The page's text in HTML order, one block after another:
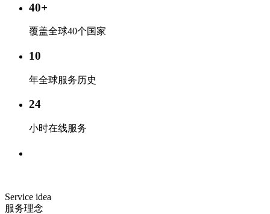
40+
覆盖全球40个国家
10
年全球服务历史
24
小时在线服务
Service idea
服务理念